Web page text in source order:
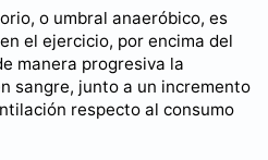
o umbral anaeróbico, es
el ejercicio, por encima del
manera progresiva la
sangre, junto a un incremento
respecto al consumo